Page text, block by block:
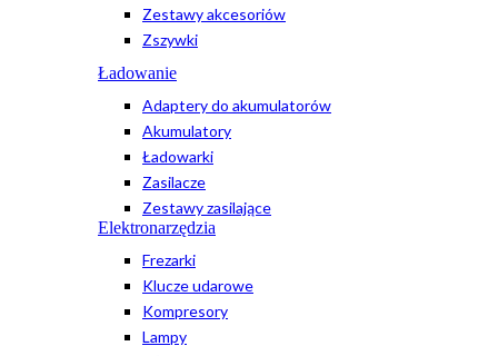
Zestawy akcesoriów
Zszywki
Ładowanie
Adaptery do akumulatorów
Akumulatory
Ładowarki
Zasilacze
Zestawy zasilające
Elektronarzędzia
Frezarki
Klucze udarowe
Kompresory
Lampy